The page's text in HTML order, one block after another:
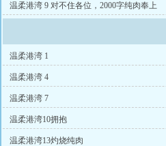
温柔港湾 9 对不住各位，2000字纯肉奉上
温柔港湾 1
温柔港湾 4
温柔港湾 7
温柔港湾10拥抱
温柔港湾13灼烧纯肉